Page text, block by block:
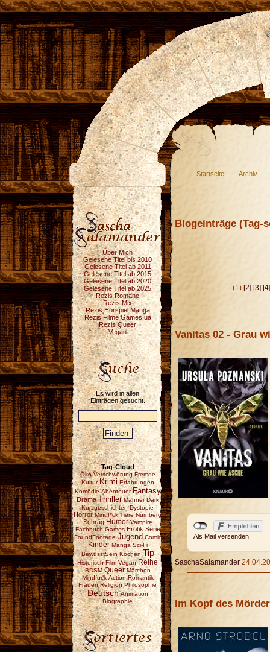
Startseite Archiv
Über Mich
Gelesene Titel bis 2010
Gelesene Titel ab 2011
Gelesene Titel ab 2015
Gelesene Titel ab 2020
Gelesene Titel ab 2025
Rezis Romane
Rezis Mix
Rezis Hörspiel Manga
Rezis Filme Games ua
Rezis Queer
Vegan
Es wird in allen
Einträgen gesucht.
Tag-Cloud
Öko Verschwörung Fremde
Kultur Krimi Erfahrungen
Komödie Abenteuer Fantasy
Drama Thriller Männer Dark
Kurzgeschichten Dystopie
Horror Mindf*ck Tiere Nürnberg
Schräg Humor Vampire
Fachbuch Games Erotik Serie
FoundFootage Jugend Comic
Kinder Manga Sci-Fi
BewusstSein Kochen Tip
Historisch Film Vegan Reihe
BDSM Queer Märchen
Mindfuck Action Romantik
Frauen Religion Philosophie
Deutsch Animation
Biographie
Blogeinträge (Tag-
(1) [2] [3] [4]
Vanitas 02 - Grau
Als Mail versenden
SaschaSalamander
Im Kopf des